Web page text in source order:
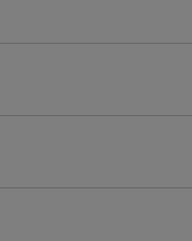
tehnikom
isplativom opcijom